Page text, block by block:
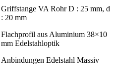
Griffstange VA Rohr D : 25 mm, d
: 20 mm
Flachprofil aus Aluminium 38×10
mm Edelstahloptik
Anbindungen Edelstahl Massiv